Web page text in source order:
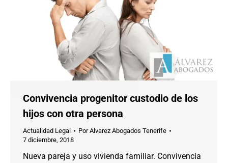
Convivencia progenitor custodio de los
hijos con otra persona
Actualidad Legal PorAlvarez Abogados Tenerife
7 diciembre, 2018
Nueva pareja y uso vivienda familiar. Convivencia